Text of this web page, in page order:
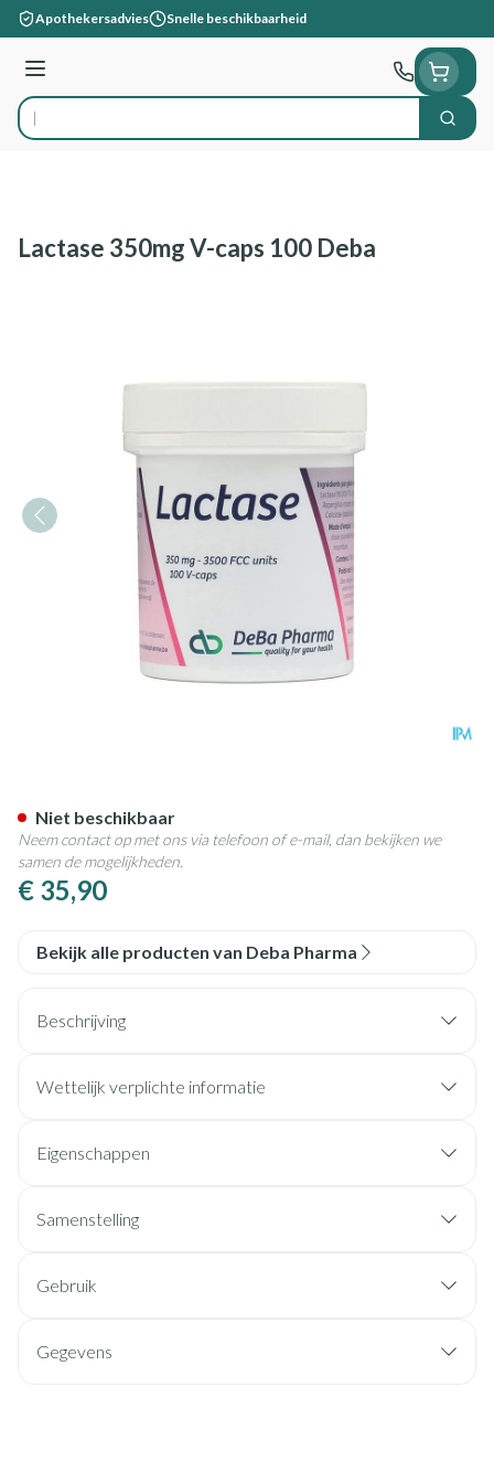
Ga naar de inhoud
Apothekersadvies Snelle beschikbaarheid
Menu
Product, merk, categorie... Zoek
Lactase 350mg V-caps 100 Deba
€ 35,90
Niet beschikbaar
Neem contact op met ons via telefoon of e-mail, dan bekijken we
samen de mogelijkheden.
Bekijk alle producten van Deba Pharma
Beschrijving
Wettelijk verplichte informatie
Eigenschappen
Samenstelling
Gebruik
Gegevens